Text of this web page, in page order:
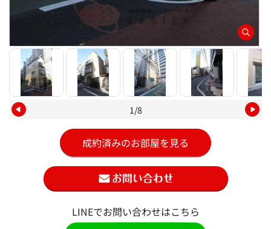
1/8
成約済みのお部屋を見る
LINEでお問い合わせはこちら